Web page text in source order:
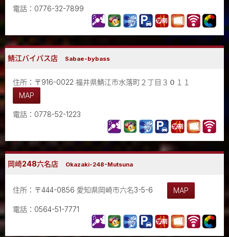
電話：0776-32-7899
鯖江バイパス店 Sabae-bybass
住所：〒916-0022 福井県鯖江市水落町２丁目３０１１
MAP
電話：0778-52-1223
岡崎248六名店 Okazaki-248-Mutsuna
住所：〒444-0856 愛知県岡崎市六名3-5-6 MAP
電話：0564-51-7771